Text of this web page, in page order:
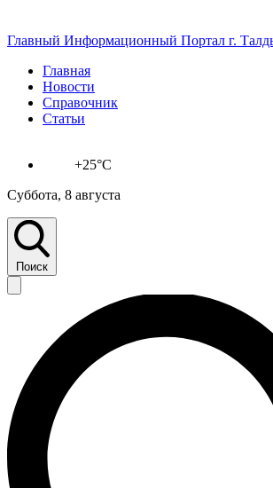
Главный Информационный Портал г.
Главная
Новости
Справочник
Статьи
+25°C
Суббота, 8 августа
Поиск